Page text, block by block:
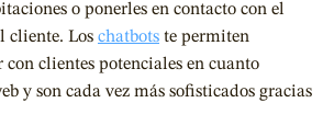
o ponerles en contacto con el
cliente. Los chatbots te permiten
clientes potenciales en cuanto
y son cada vez más sofisticados gracias